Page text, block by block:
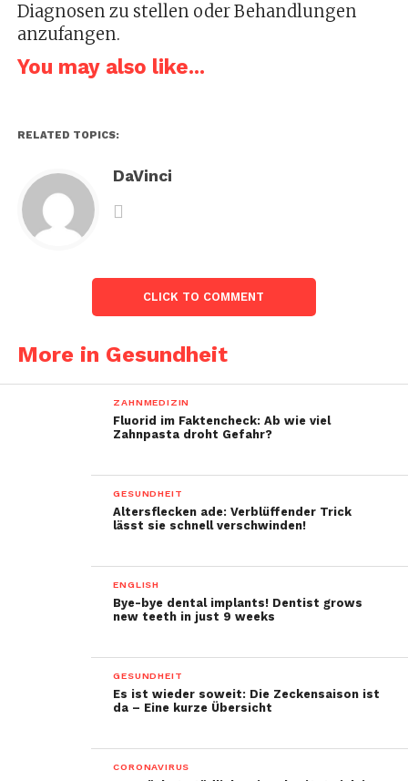
Diagnosen zu stellen oder Behandlungen
anzufangen.
You may also like...
RELATED TOPICS:
DaVinci
CLICK TO COMMENT
More in Gesundheit
ZAHNMEDIZIN
Fluorid im Faktencheck: Ab wie viel
Zahnpasta droht Gefahr?
GESUNDHEIT
Altersflecken ade: Verblüffender Trick
lässt sie schnell verschwinden!
ENGLISH
Bye-bye dental implants! Dentist grows
new teeth in just 9 weeks
GESUNDHEIT
Es ist wieder soweit: Die Zeckensaison ist
da – Eine kurze Übersicht
CORONAVIRUS